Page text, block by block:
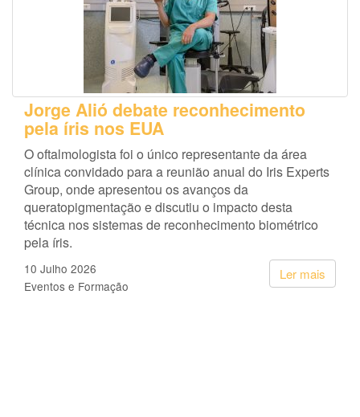
Jorge Alió debate reconhecimento
pela íris nos EUA
O oftalmologista foi o único representante da área
clínica convidado para a reunião anual do Iris Experts
Group, onde apresentou os avanços da
queratopigmentação e discutiu o impacto desta
técnica nos sistemas de reconhecimento biométrico
pela íris.
Ler mais
10 Julho 2026
Eventos e Formação